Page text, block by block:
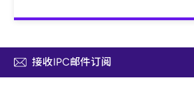
接收IPC邮件订阅